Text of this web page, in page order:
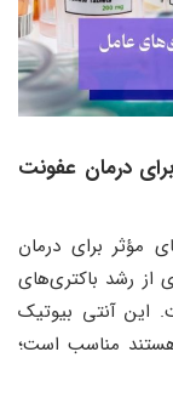
درمان عفونت
مؤثر برای درمان
از رشد باکتری‌های
این آنتی بیوتیک
هستند مناسب است؛